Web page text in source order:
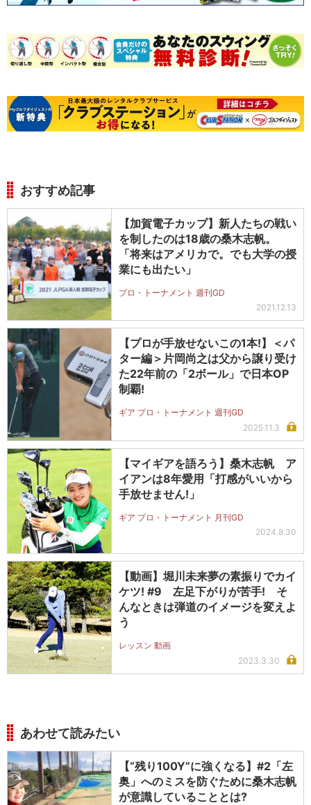
おすすめ記事
【加賀電子カップ】新人たちの戦い
を制したのは18歳の桑木志帆。
「将来はアメリカで。でも大学の授
業にも出たい」
プロ・トーナメント 週刊GD
2021.12.13
【プロが手放せないこの1本!】＜パ
ター編＞片岡尚之は父から譲り受け
た22年前の「2ボール」で日本OP
制覇!
ギア プロ・トーナメント 週刊GD
2025.11.3
【マイギアを語ろう】桑木志帆 ア
イアンは8年愛用「打感がいいから
手放せません!」
ギア プロ・トーナメント 月刊GD
2024.8.30
【動画】堀川未来夢の素振りでカイ
ケツ! #9 左足下がりが苦手! そ
んなときは弾道のイメージを変えよ
う
レッスン 動画
2023.3.30
あわせて読みたい
【“残り100Y”に強くなる】#2「左
奥」へのミスを防ぐために桑木志帆
が意識していることとは?